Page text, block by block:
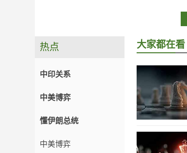
热点
中印关系
中美博弈
懂伊朗总统
中美博弈
大家都在看